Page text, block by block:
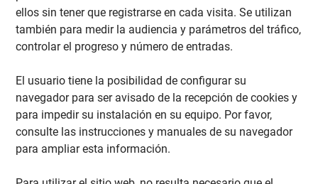
ellos sin tener que registrarse en cada visita. Se utilizan
también para medir la audiencia y parámetros del tráfico,
controlar el progreso y número de entradas.
El usuario tiene la posibilidad de configurar su
navegador para ser avisado de la recepción de cookies y
para impedir su instalación en su equipo. Por favor,
consulte las instrucciones y manuales de su navegador
para ampliar esta información.